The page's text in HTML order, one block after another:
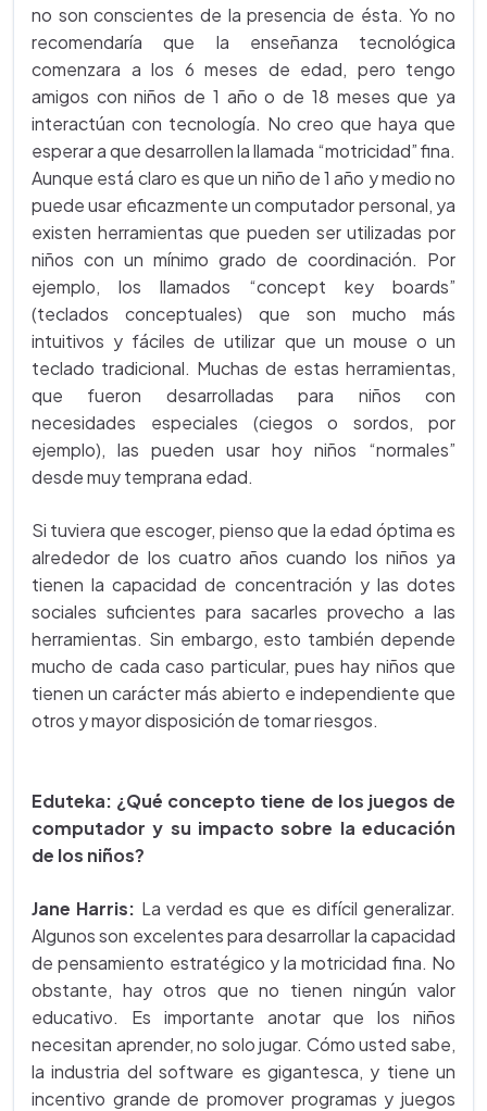
no son conscientes de la presencia de ésta. Yo no
recomendaría que la enseñanza tecnológica
comenzara a los 6 meses de edad, pero tengo
amigos con niños de 1 año o de 18 meses que ya
interactúan con tecnología. No creo que haya que
esperar a que desarrollen la llamada “motricidad” fina.
Aunque está claro es que un niño de 1 año y medio no
puede usar eficazmente un computador personal, ya
existen herramientas que pueden ser utilizadas por
niños con un mínimo grado de coordinación. Por
ejemplo, los llamados “concept key boards”
(teclados conceptuales) que son mucho más
intuitivos y fáciles de utilizar que un mouse o un
teclado tradicional. Muchas de estas herramientas,
que fueron desarrolladas para niños con
necesidades especiales (ciegos o sordos, por
ejemplo), las pueden usar hoy niños “normales”
desde muy temprana edad.
Si tuviera que escoger, pienso que la edad óptima es
alrededor de los cuatro años cuando los niños ya
tienen la capacidad de concentración y las dotes
sociales suficientes para sacarles provecho a las
herramientas. Sin embargo, esto también depende
mucho de cada caso particular, pues hay niños que
tienen un carácter más abierto e independiente que
otros y mayor disposición de tomar riesgos.
Eduteka: ¿Qué concepto tiene de los juegos de
computador y su impacto sobre la educación
de los niños?
Jane Harris: La verdad es que es difícil generalizar.
Algunos son excelentes para desarrollar la capacidad
de pensamiento estratégico y la motricidad fina. No
obstante, hay otros que no tienen ningún valor
educativo. Es importante anotar que los niños
necesitan aprender, no solo jugar. Cómo usted sabe,
la industria del software es gigantesca, y tiene un
incentivo grande de promover programas y juegos